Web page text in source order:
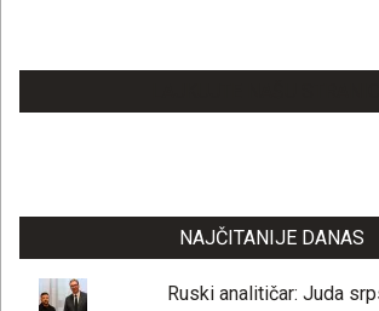
NAJČITANIJE DANAS
Ruski analitičar: Juda